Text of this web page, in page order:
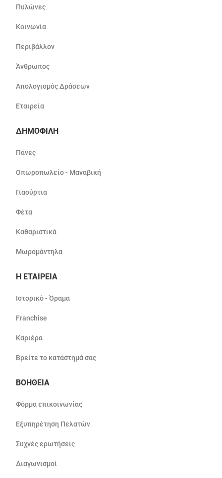
Πυλώνες
Κοινωνία
Περιβάλλον
Άνθρωπος
Απολογισμός Δράσεων
Εταιρεία
ΔΗΜΟΦΙΛΗ
Πάνες
Οπωροπωλείο - Μαναβική
Γιαούρτια
Φέτα
Καθαριστικά
Μωρομάντηλα
Η ΕΤΑΙΡΕΙΑ
Ιστορικό - Όραμα
Franchise
Καριέρα
Βρείτε το κατάστημά σας
ΒΟΗΘΕΙΑ
Φόρμα επικοινωνίας
Εξυπηρέτηση Πελατών
Συχνές ερωτήσεις
Διαγωνισμοί